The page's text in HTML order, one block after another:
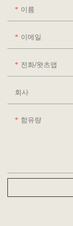
이름
이메일
전화/왓츠앱
회사
함유량